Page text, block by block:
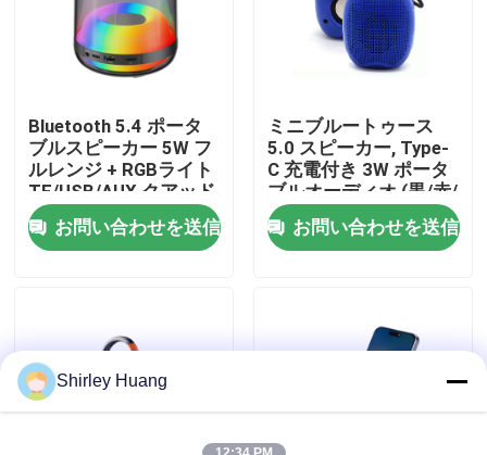
工場 ツアー
連絡 ください
ニュース
引金 を 求め て ください
ワイヤーで縛られたコンピュータのキーボードおよ
Bluetooth 5.4 ポータ
ブルスピーカー 5W フ
ルレンジ + RGBライト
TF/USB/AUX クアッド
モード
お問い合わせを送信
ミニブルートゥース
5.0 スピーカー, Type-
C 充電付き 3W ポータ
ブルオーディオ (黒/赤/
青)
お問い合わせを送信
Shirley Huang